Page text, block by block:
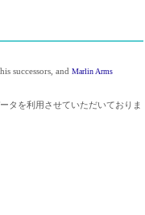
successors, and Marlin Arms
タを利用させていただいておりま